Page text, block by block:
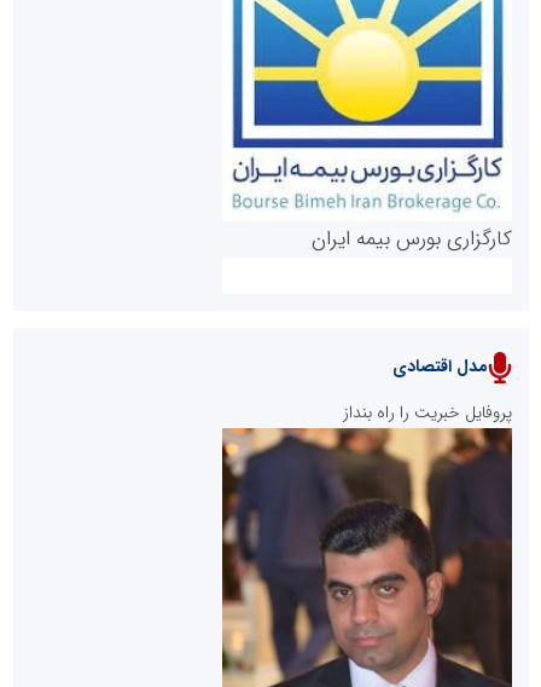
روابط عمومی خبرگزاری گزارش خبر
پایگاه خبری نهضت ملی مسکن
کارگزاری بورس بیمه ایران
سازمان بورس و اوراق بهادار
مرجع اخبار موثق در بازارسرمایه
مدل اقتصادی
پروفایل خبریت را راه بنداز